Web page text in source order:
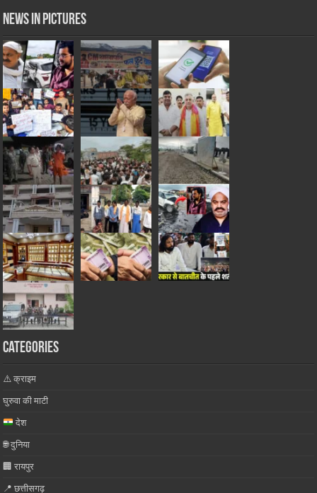
News in Pictures
Categories
⚠️ क्राइम
घुरुवा की माटी
देश
🌐 दुनिया
🏢 रायपुर
📍 छत्तीसगढ़